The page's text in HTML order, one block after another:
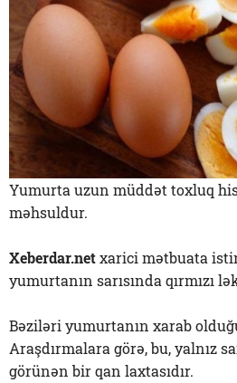
Yumurta uzun müddət toxluq
məhsuldur.
Xeberdar.netxarici mətbuata
yumurtanın sarısında qırmızı
Bəziləri yumurtanın xarab
Araşdırmalara görə, bu, yalnız
görünən bir qan laxtasıdır.